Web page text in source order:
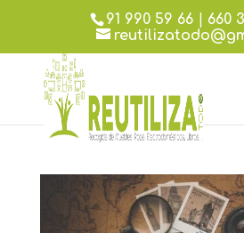
91 990 59 66
660